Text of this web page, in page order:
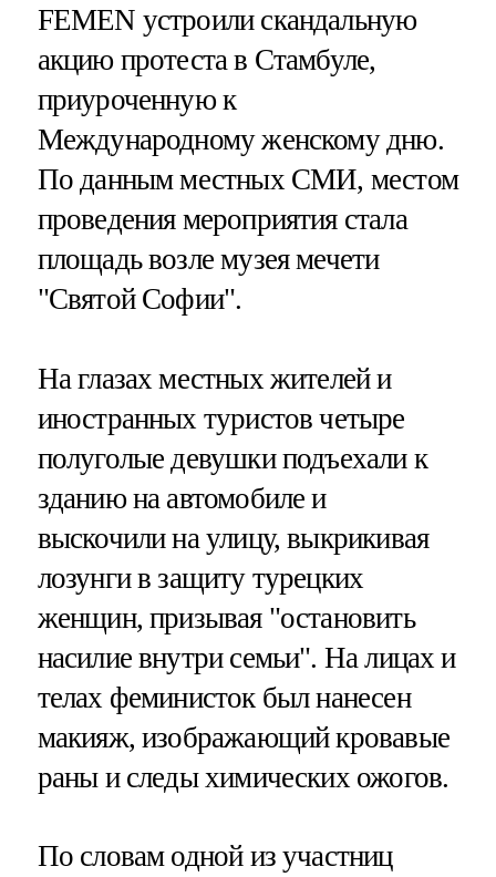
FEMEN устроили скандальную
акцию протеста в Стамбуле,
приуроченную к
Международному женскому дню.
По данным местных СМИ, местом
проведения мероприятия стала
площадь возле музея мечети
"Святой Софии".
На глазах местных жителей и
иностранных туристов четыре
полуголые девушки подъехали к
зданию на автомобиле и
выскочили на улицу, выкрикивая
лозунги в защиту турецких
женщин, призывая "остановить
насилие внутри семьи". На лицах и
телах феминисток был нанесен
макияж, изображающий кровавые
раны и следы химических ожогов.
По словам одной из участниц